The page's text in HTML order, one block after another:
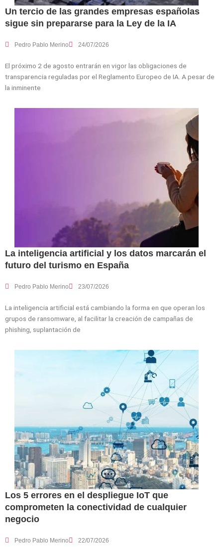
Un tercio de las grandes empresas españolas
sigue sin prepararse para la Ley de la IA
Pedro Pablo Merino 24/07/2026
El próximo 2 de agosto entrarán en vigor las obligaciones de
transparencia reguladas por el Reglamento Europeo de IA. A pesar de
la inminente
La inteligencia artificial y los datos marcarán el
futuro del turismo en España
Pedro Pablo Merino 23/07/2026
La inteligencia artificial está cambiando la forma en que operan los
grupos de ransomware, al facilitar la creación de campañas de
phishing, suplantación de
Los 5 errores en el despliegue IoT que
comprometen la conectividad de cualquier
negocio
Pedro Pablo Merino 22/07/2026